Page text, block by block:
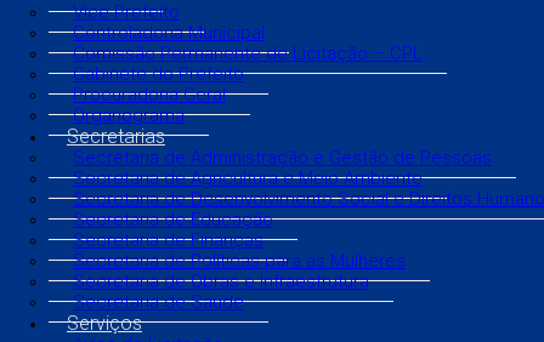
Vice Prefeito
Controladoria Municipal
Comissão Permanente de Licitação – CPL
Gabinete do Prefeito
Procuradoria Geral
Organograma
Secretarias
Secretaria de Administração e Gestão de Pessoas
Secretaria de Agricultura e Meio Ambiente
Secretaria de Desenvolvimento Social e Direitos
Secretaria de Educação
Secretaria de Finanças
Secretaria de Políticas para as Mulheres
Secretaria de Obras e Infraestrutura
Secretaria de Saúde
Serviços